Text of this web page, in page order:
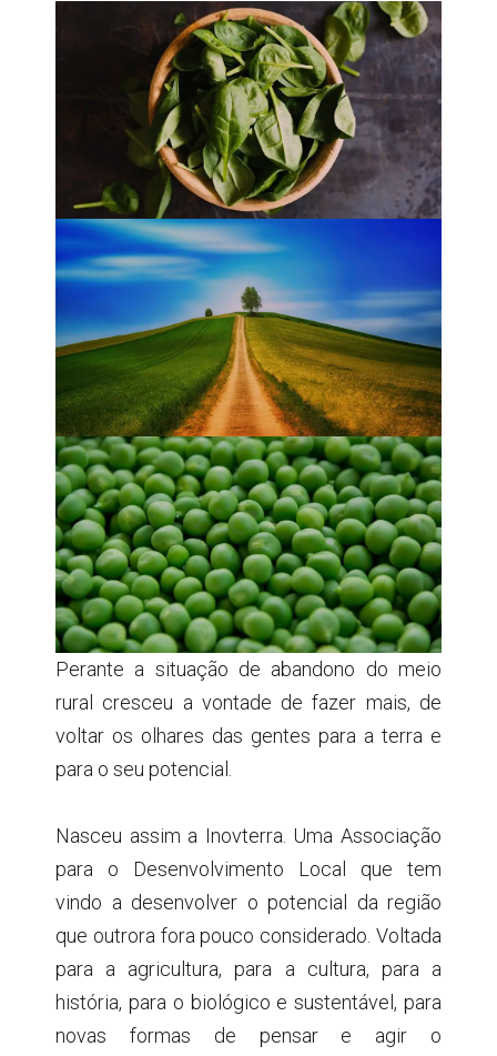
Perante a situação de abandono do meio
rural cresceu a vontade de fazer mais, de
voltar os olhares das gentes para a terra e
para o seu potencial.
Nasceu assim a Inovterra. Uma Associação
para o Desenvolvimento Local que tem
vindo a desenvolver o potencial da região
que outrora fora pouco considerado. Voltada
para a agricultura, para a cultura, para a
história, para o biológico e sustentável, para
novas formas de pensar e agir o